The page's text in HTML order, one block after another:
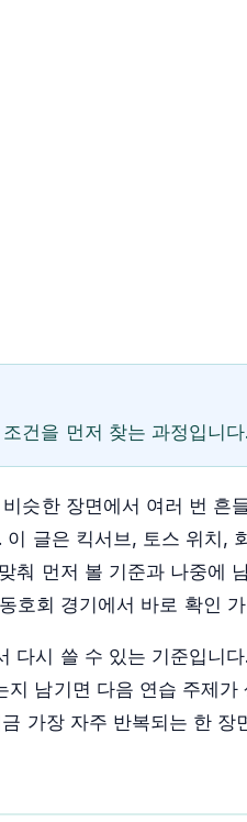
건을 먼저 찾는 과정입니다.
슷한 장면에서 여러 번
글은 킥서브, 토스 위치,
춰 먼저 볼 기준과 나중에
호회 경기에서 바로 확인
다시 쓸 수 있는 기준입니
남기면 다음 연습 주제
가장 자주 반복되는 한